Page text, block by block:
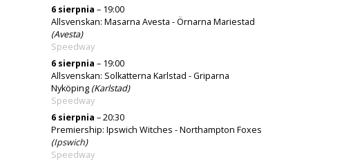
6 sierpnia – 19:00
Allsvenskan: Masarna Avesta - Örnarna Mariestad
(Avesta)
Speedway
6 sierpnia – 19:00
Allsvenskan: Solkatterna Karlstad - Griparna
Nyköping (Karlstad)
Speedway
6 sierpnia – 20:30
Premiership: Ipswich Witches - Northampton Foxes
(Ipswich)
Speedway